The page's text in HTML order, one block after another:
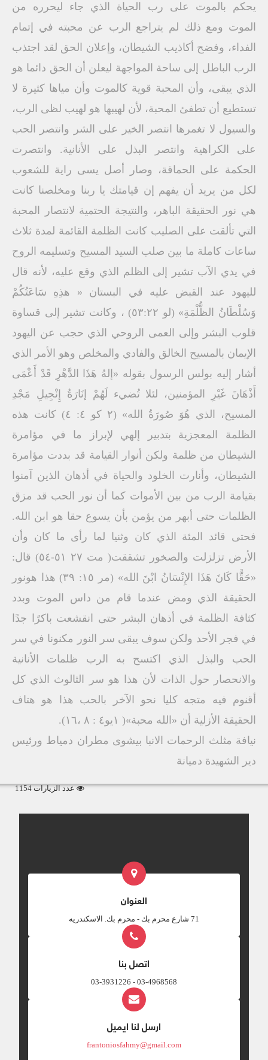
يحكم بالموت على رب الحياة الذي جاء ليحرره من
الموت ومع ذلك لم يتراجع الرب عن محبته في إتمام
الفداء، وفضح أكاذيب الشيطان، وإعلان الحق لقد اجتذب
الرب الباطل إلى ساحة المواجهة ليعلن أن الحق دائما هو
الذي يبقى، وأن المحبة قوية كالموت وأن مياها كثيرة لا
تستطيع أن تطفئ المحبة، لأن لهيبها هو لهيب لظى الرب،
والسيول لا تغمرها انتصر الخير على الشر وانتصر الحب
على الكراهية وانتصر البذل على الأنانية. وانتصرت
الحكمة على الحماقة، وصار أصل يسى راية للشعوب
لكل من يريد أن يفهم إن قيامتك يا ربنا ومخلصنا كانت
هي نور الحقيقة الباهر، والنتيجة الحتمية لانتصار المحبة
التي تألقت على الصليب كانت الظلمة القائمة لمدة ثلاث
ساعات كاملة ما بين صلب السيد المسيح وتسليمه الروح
في يدي الآب تشير إلى الظلم الذي وقع عليه، لأنه قال
لليهود عند القبض عليه في البستان « هذِهِ سَاعَتُكُمْ
وَسُلْطَانُ الظُّلْمَةِ» (لو ٥٣:٢٢) ، وكانت تشير إلى قساوة
قلوب البشر وإلى العمى الروحي الذي حجب عن اليهود
الإيمان بالمسيح الخالق والفادي والمخلص وهو الأمر الذي
أشار إليه بولس الرسول بقوله «إلهُ هَذَا الدَّهْرِ قَدْ أَعْمَى
أَذْهَانَ غَيْرِ المؤمنين، لئلا تُضيء لَهُمْ إنَارَةُ إِنْجِيلِ مَجْدِ
المسيح، الذي هُوَ صُورَةُ الله» (٢ كو ٤: ٤) كانت هذه
الظلمة المعجزية بتدبير إلهي لإبراز ما في مؤامرة
الشيطان من ظلمة ولكن أنوار القيامة قد بددت مؤامرة
الشيطان، وأنارت الخلود والحياة في أذهان الذين آمنوا
بقيامة الرب من بين الأموات كما أن نور الحب قد مزق
الظلمات حتى أبهر من يؤمن بأن يسوع حقا هو ابن الله.
فحتى قائد المئة الذي كان وثنيا لما رأى ما كان وأن
الأرض تزلزلت والصخور تشققت( مت ۲۷ ٥١-٥٤) قال:
«حَقًّا كَانَ هَذَا الإِنْسَانُ ابْنَ الله» (مر ١٥: ۳۹) هذا هونور
الحقيقة الذي ومض عندما قام من داس الموت وبدد
كثافة الظلمة في أذهان البشر حتى انقشعت باكرًا جدًا
في فجر الأحد ولكن سوف يبقى سر النور مكنونا في سر
الحب والبذل الذي اكتسح به الرب ظلمات الأنانية
والانحصار حول الذات لأن هذا هو سر الثالوث الذي كل
أقنوم فيه متجه كليا نحو الآخر بالحب هذا هو هتاف
الحقيقة الأزلية أن «الله محبة»( ١يو٤ : ٨ ،١٦).
نيافة مثلث الرحمات الانبا بيشوى مطران دمياط ورئيس
دير الشهيدة دميانة
عدد الزيارات 1154
العنوان
‎71 شارع محرم بك - محرم بك. الاسكندريه
اتصل بنا
03-4968568 - 03-3931226
ارسل لنا ايميل
frantoniosfahmy@gmail.com